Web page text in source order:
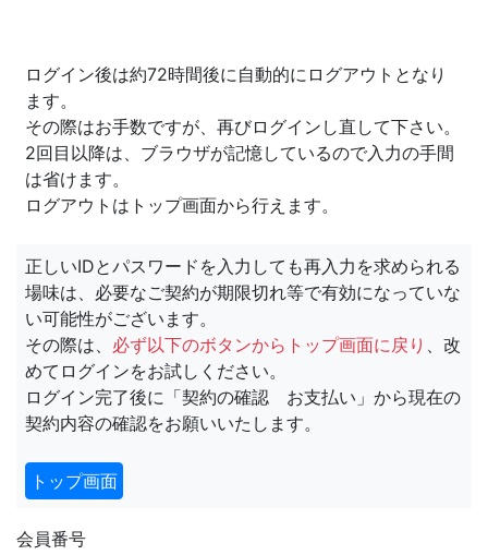
ログイン後は約72時間後に自動的にログアウトとなり
ます。
その際はお手数ですが、再びログインし直して下さい。
2回目以降は、ブラウザが記憶しているので入力の手間
は省けます。
ログアウトはトップ画面から行えます。
正しいIDとパスワードを入力しても再入力を求められる
場味は、必要なご契約が期限切れ等で有効になっていな
い可能性がございます。
その際は、 必ず以下のボタンからトップ画面に戻り 、改
めてログインをお試しください。
ログイン完了後に「契約の確認 お支払い」から現在の
契約内容の確認をお願いいたします。
トップ画面
会員番号